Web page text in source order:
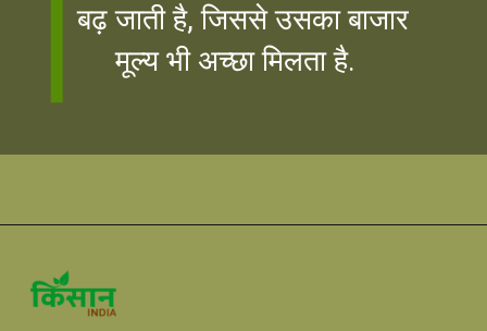
बढ़ जाती है, जिससे उसका बाजार